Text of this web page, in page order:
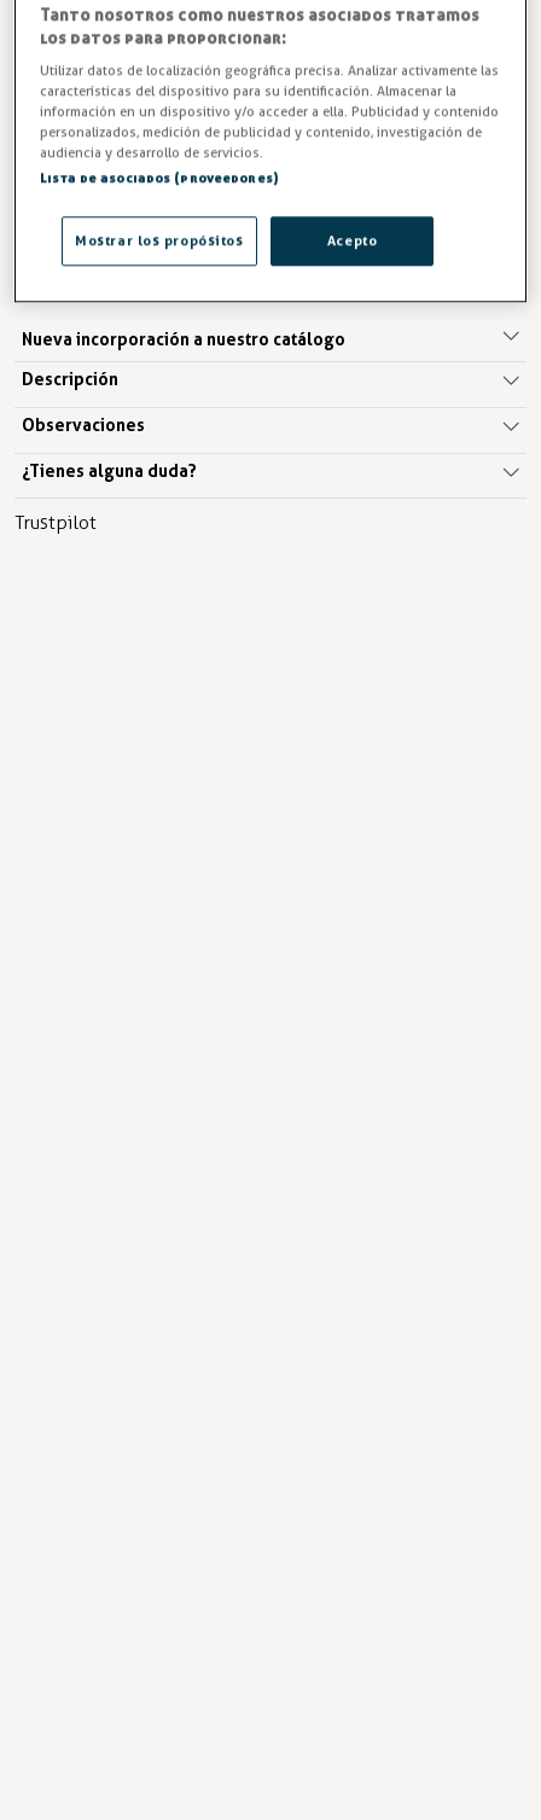
tubo para recipientes. Semi‑profesional, compacta y
Entrega en 24/48h
187,49 €
IVA excl. 154,95€
AÑADIR A LA CESTA
Nueva incorporación a nuestro catálogo
Descripción
Observaciones
¿Tienes alguna duda?
Trustpilot
Tanto nosotros como nuestros asociados tratamos
los datos para proporcionar:
Utilizar datos de localización geográfica precisa. Analizar activamente las
características del dispositivo para su identificación. Almacenar la
información en un dispositivo y/o acceder a ella. Publicidad y contenido
personalizados, medición de publicidad y contenido, investigación de
audiencia y desarrollo de servicios.
Lista de asociados (proveedores)
Acepto
Mostrar los propósitos